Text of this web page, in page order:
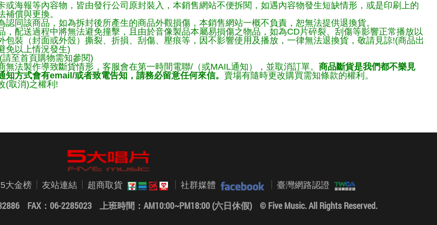
或海報等內容物，皆由發行公司原封裝入，本銷售網站不便拆閱，如遇內容物發生短缺情形，或是印刷上的
補償與更換。
認同該商品，如為拆封後所產生的商品外觀損傷，本銷售網站一概不負責，恕無法提供退換貨。
，配送過程中將無法避免撞擊，且由於音像製品本屬易損傷之物品，如為CD片碎裂、刮傷等影響正常播放以
包裝（封面或外殼）撕裂、折損、刮傷、壓痕等，因不影響使用及播放，一律無法退換貨，敬請見諒!(商品出
免以上情況發生)
至首頁購物需知參閱)
無法製作導致斷貨情形，客服會在第一時間電聯/（或MAIL通知），並取消訂單。 商品斷貨是我們都不樂見
知方式會有email/或者致電告知，請務必留意任何來信。 賣場有隨時更改購買需知條款的權利。
(取消)之權利!
5大金榜 友站連結 超商取貨 社群媒體 臺灣網路認證
FAX：06-2285023上班時間：AM10:00~PM18:00 (六日休假)© Five Music. All Rights Reserved.